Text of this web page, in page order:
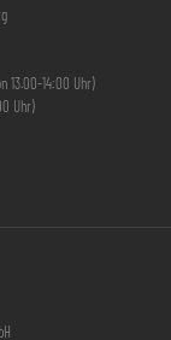
13.00-14:00 Uhr)
Uhr)